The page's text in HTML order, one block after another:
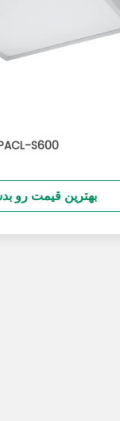
S600
بهترین قیمت رو